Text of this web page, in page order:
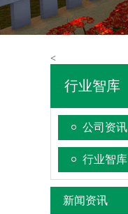
<
行业智库
公司资讯
行业智库
新闻资讯